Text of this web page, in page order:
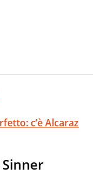
c’è Alcaraz